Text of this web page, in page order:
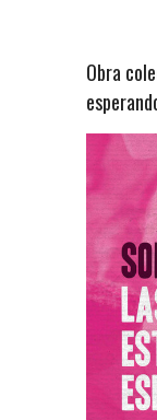
Obra